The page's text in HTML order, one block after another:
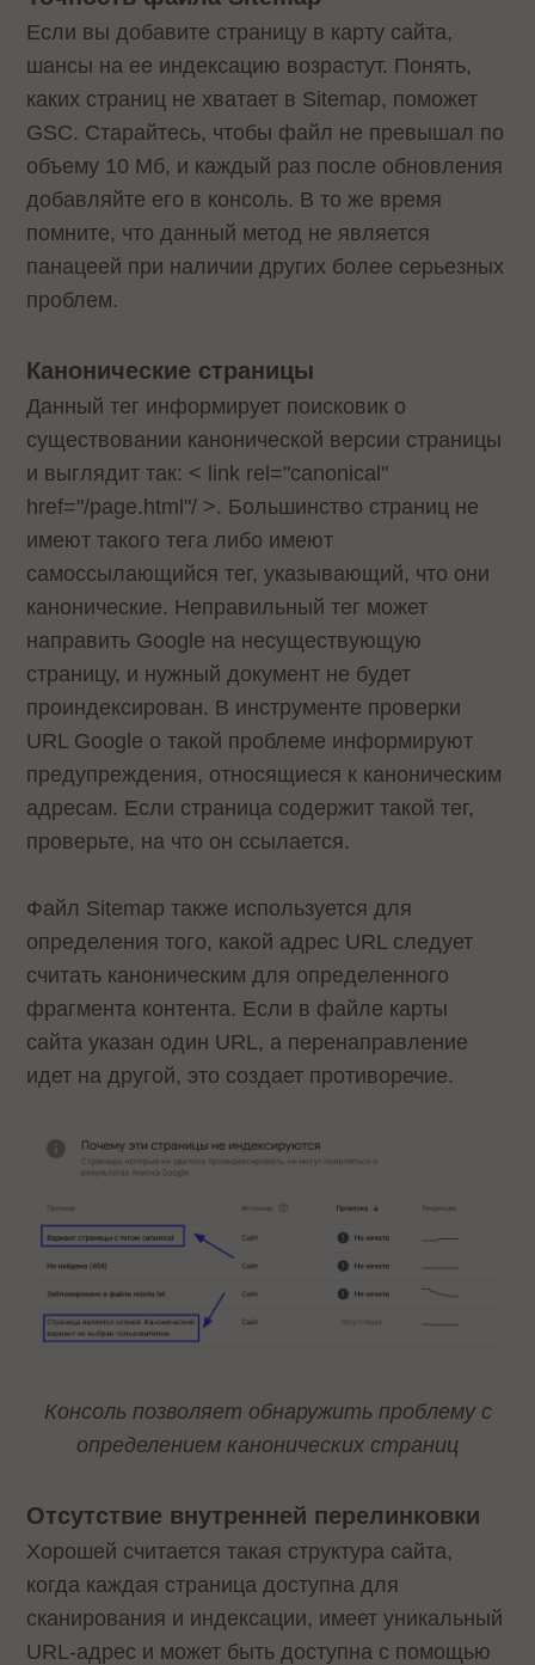
Если вы добавите страницу в карту сайта,
шансы на ее индексацию возрастут. Понять,
каких страниц не хватает в Sitemap, поможет
GSC. Старайтесь, чтобы файл не превышал по
объему 10 Мб, и каждый раз после обновления
добавляйте его в консоль. В то же время
помните, что данный метод не является
панацеей при наличии других более серьезных
проблем.
Канонические страницы
Данный тег информирует поисковик о
существовании канонической версии страницы
и выглядит так: < link rel="canonical"
href="/page.html"/ >. Большинство страниц не
имеют такого тега либо имеют
самоссылающийся тег, указывающий, что они
канонические. Неправильный тег может
направить Google на несуществующую
страницу, и нужный документ не будет
проиндексирован. В инструменте проверки
URL Google о такой проблеме информируют
предупреждения, относящиеся к каноническим
адресам. Если страница содержит такой тег,
проверьте, на что он ссылается.
Файл Sitemap также используется для
определения того, какой адрес URL следует
считать каноническим для определенного
фрагмента контента. Если в файле карты
сайта указан один URL, а перенаправление
идет на другой, это создает противоречие.
Консоль позволяет обнаружить проблему с
определением канонических страниц
Отсутствие внутренней перелинковки
Хорошей считается такая структура сайта,
когда каждая страница доступна для
сканирования и индексации, имеет уникальный
URL-адрес и может быть доступна с помощью